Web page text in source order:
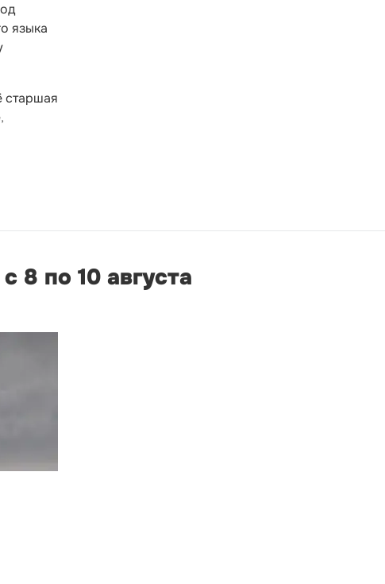
языка
старшая
8 по 10 августа